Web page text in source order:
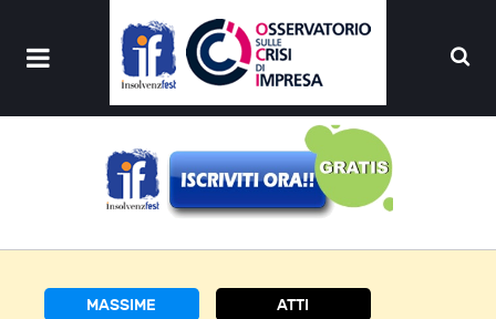
MASSIME ATTI